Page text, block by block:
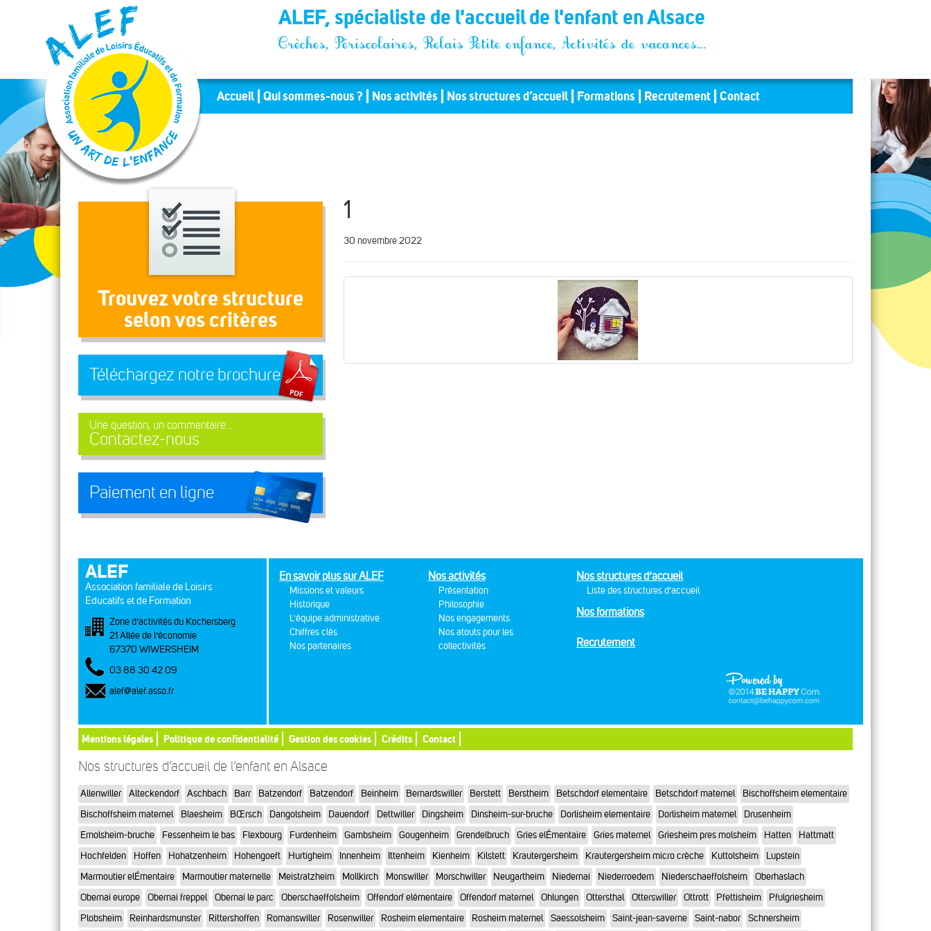
Panneau de gestion des cookies ALEF, spécialiste de l'accueil de l'enfant en Alsace
Crèches, Périscolaires, Relais Petite enfance, Activités de vacances…
Accueil Qui sommes-nous ? Nos activités Nos structures d’accueil Formations Recrutement Contact
Trouvez votre structure
selon vos critères
Téléchargez notre brochure
Une question, un commentaire...
Contactez-nous
Paiement en ligne
1
30 novembre 2022
ALEF
Association familiale de Loisirs
Educatifs et de Formation
Zone d’activités du Kochersberg
21 Allée de l’économie
67370 WIWERSHEIM
03 88 30 42 09
alef@alef.asso.fr
En savoir plus sur ALEF
Missions et valeurs
Historique
L'équipe administrative
Chiffres clés
Nos partenaires
Nos activités
Présentation
Philosophie
Nos engagements
Nos atouts pour les
collectivités
Nos structures d’accueil
Liste des structures d’accueil
Nos formations
Recrutement
Mentions légales Politique de confidentialité Gestion des cookies Crédits Contact
Nos structures d’accueil de l’enfant en Alsace
Allenwiller Alteckendorf Aschbach Barr Batzendorf Batzendorf Beinheim Bernardswiller Berstett Berstheim Betschdorf elementaire Betschdorf maternel
Bischoffsheim elementaire
Bischoffsheim maternel
Blaesheim BŒrsch Dangolsheim Dauendorf Dettwiller Dingsheim Dinsheim-sur-bruche Dorlisheim elementaire Dorlisheim maternel
Drusenheim
Ernolsheim-bruche
Fessenheim le bas Flexbourg Furdenheim Gambsheim Gougenheim Grendelbruch Gries elÉmentaire Gries maternel Griesheim pres molsheim Hatten
Hattmatt
Hochfelden
Hoffen Hohatzenheim Hohengoeft Hurtigheim Innenheim Ittenheim Kienheim Kilstett Krautergersheim Krautergersheim micro crèche Kuttolsheim
Lupstein
Marmoutier elÉmentaire
Marmoutier maternelle Meistratzheim Mollkirch Monswiller Morschwiller Neugartheim Niedernai Niederroedern Niederschaeffolsheim
Oberhaslach
Obernai europe
Obernai freppel Obernai le parc Oberschaeffolsheim Offendorf elémentaire Offendorf maternel Ohlungen Ottersthal Otterswiller Ottrott Pfettisheim
Pfulgriesheim
Plobsheim
Reinhardsmunster Rittershoffen Romanswiller Rosenwiller Rosheim elementaire Rosheim maternel Saessolsheim Saint-jean-saverne Saint-nabor Schnersheim